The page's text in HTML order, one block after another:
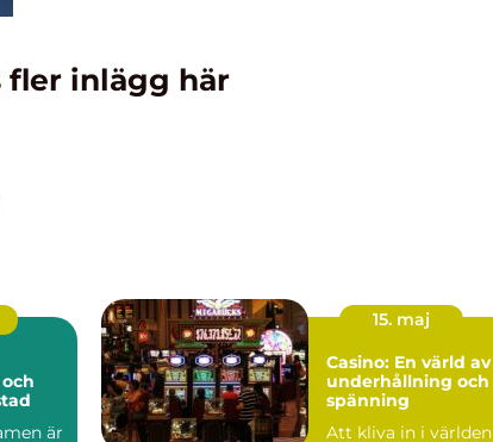
fler inlägg här
är
15. maj
Casino: En värld av
underhållning och
spänning
Att kliva in i världen